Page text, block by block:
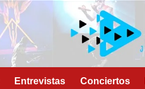
Entrevistas Conciertos